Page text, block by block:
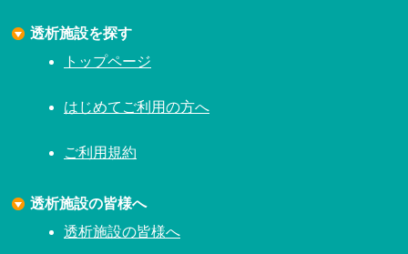
透析施設を探す
トップページ
はじめてご利用の方へ
ご利用規約
透析施設の皆様へ
透析施設の皆様へ